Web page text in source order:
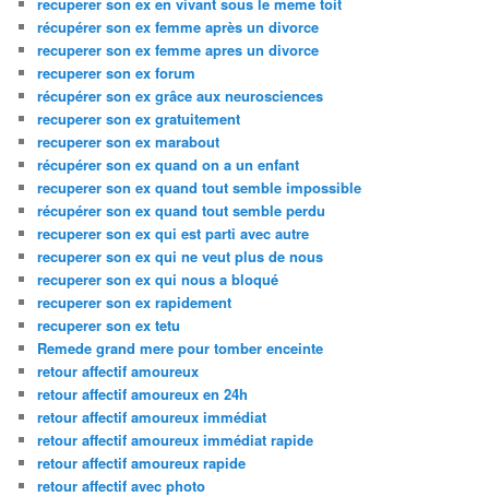
récupérer son ex femme après un divorce
recuperer son ex femme apres un divorce
recuperer son ex forum
récupérer son ex grâce aux neurosciences
recuperer son ex gratuitement
recuperer son ex marabout
récupérer son ex quand on a un enfant
recuperer son ex quand tout semble impossible
récupérer son ex quand tout semble perdu
recuperer son ex qui est parti avec autre
recuperer son ex qui ne veut plus de nous
recuperer son ex qui nous a bloqué
recuperer son ex rapidement
recuperer son ex tetu
Remede grand mere pour tomber enceinte
retour affectif amoureux
retour affectif amoureux en 24h
retour affectif amoureux immédiat
retour affectif amoureux immédiat rapide
retour affectif amoureux rapide
retour affectif avec photo